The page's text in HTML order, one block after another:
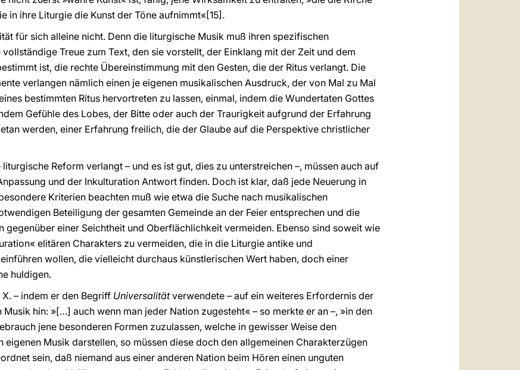
in ihre Liturgie die Kunst der Töne aufnimmt«[15].
für sich alleine nicht. Denn die liturgische Musik muß ihren spezifischen
Treue zum Text, den sie vorstellt, der Einklang mit der Zeit und dem
ist, die rechte Übereinstimmung mit den Gesten, die der Ritus verlangt. Die
verlangen nämlich einen je eigenen musikalischen Ausdruck, der von Mal zu Mal
bestimmten Ritus hervortreten zu lassen, einmal, indem die Wundertaten Gottes
Gefühle des Lobes, der Bitte oder auch der Traurigkeit aufgrund der Erfahrung
werden, einer Erfahrung freilich, die der Glaube auf die Perspektive christlicher
Reform verlangt – und es ist gut, dies zu unterstreichen –, müssen auch auf
und der Inkulturation Antwort finden. Doch ist klar, daß jede Neuerung in
Kriterien beachten muß wie etwa die Suche nach musikalischen
Beteiligung der gesamten Gemeinde an der Feier entsprechen und die
einer Seichtheit und Oberflächlichkeit vermeiden. Ebenso sind soweit wie
elitären Charakters zu vermeiden, die in die Liturgie antike und
wollen, die vielleicht durchaus künstlerischen Wert haben, doch einer
huldigen.
– indem er den Begriff Universalitätverwendete – auf ein weiteres Erfordernis der
hin: »[…] auch wenn man jeder Nation zugesteht« – so merkte er an –, »in den
jene besonderen Formen zuzulassen, welche in gewisser Weise den
eigenen Musik darstellen, so müssen diese doch den allgemeinen Charakterzügen
sein, daß niemand aus einer anderen Nation beim Hören einen unguten